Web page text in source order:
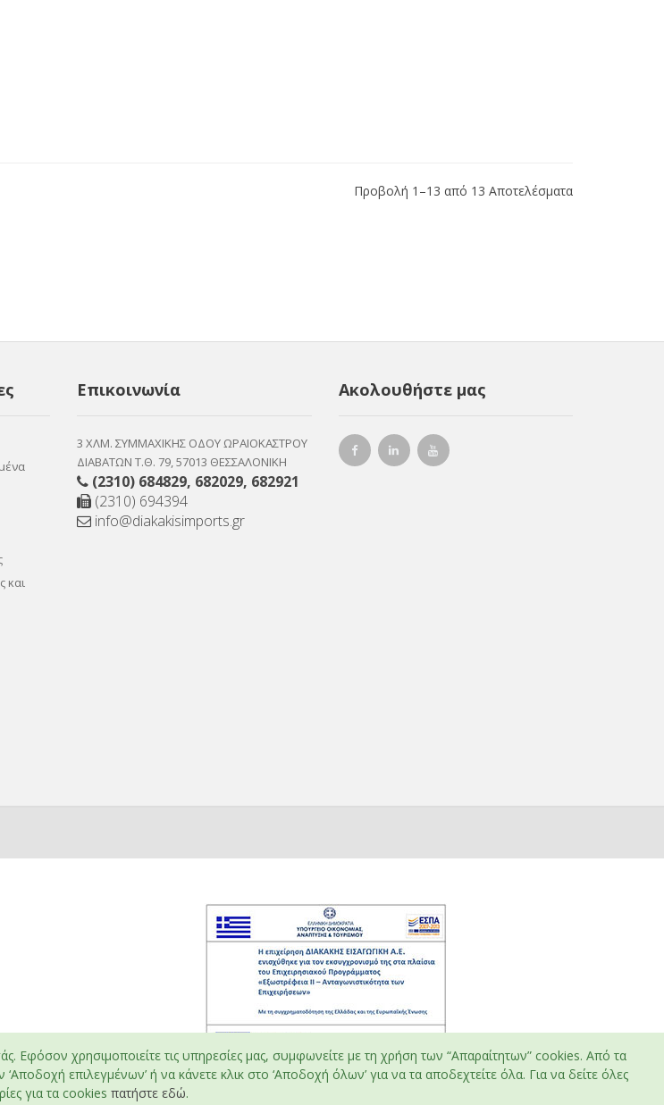
Προβολή 1–13 από 13 Αποτελέσματα
και
Επικοινωνία
3 ΧΛΜ. ΣΥΜΜΑΧΙΚΗΣ ΟΔΟΥ ΩΡΑΙΟΚΑΣΤΡΟΥ
ΔΙΑΒΑΤΩΝ Τ.Θ. 79, 57013 ΘΕΣΣΑΛΟΝΙΚΗ
(2310) 684829, 682029, 682921
(2310) 694394
info@diakakisimports.gr
Ακολουθήστε μας
Εφόσον χρησιμοποιείτε τις υπηρεσίες μας, συμφωνείτε με τη χρήση των “Απαραίτητων” cookies. Από τα
επιλεγμένων’ ή να κάνετε κλικ στο ‘Αποδοχή όλων’ για να τα αποδεχτείτε όλα. Για να δείτε όλες
για τα cookies πατήστε εδώ.